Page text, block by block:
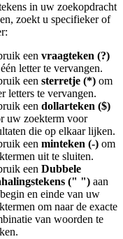
in uw zoekopdracht
zoekt u specifieker of
een vraagteken (?)
letter te vervangen.
een sterretje (*) om
letters te vervangen.
een dollarteken ($)
uw zoekterm voor
die op elkaar lijken.
een minteken (-) om
uit te sluiten.
een Dubbele
(" ") aan
en einde van uw
om naar de exacte
van woorden te